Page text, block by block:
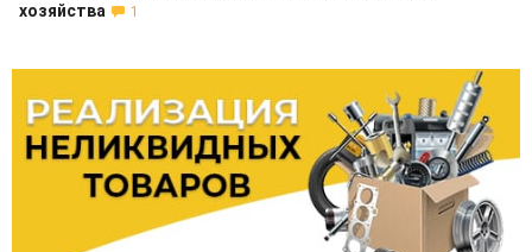
хозяйства
1